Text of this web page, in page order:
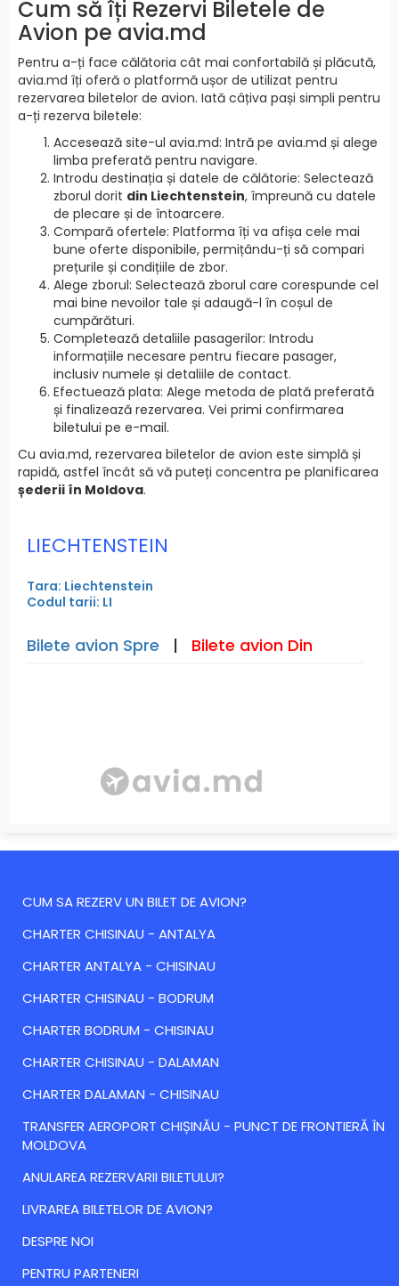
Cum să îți Rezervi Biletele de
Avion pe avia.md
Pentru a-ți face călătoria cât mai confortabilă și plăcută,
avia.md îți oferă o platformă ușor de utilizat pentru
rezervarea biletelor de avion. Iată câțiva pași simpli pentru
a-ți rezerva biletele:
Accesează site-ul avia.md: Intră pe avia.md și alege
limba preferată pentru navigare.
Introdu destinația și datele de călătorie: Selectează
zborul dorit din Liechtenstein, împreună cu datele
de plecare și de întoarcere.
Compară ofertele: Platforma îți va afișa cele mai
bune oferte disponibile, permițându-ți să compari
prețurile și condițiile de zbor.
Alege zborul: Selectează zborul care corespunde cel
mai bine nevoilor tale și adaugă-l în coșul de
cumpărături.
Completează detaliile pasagerilor: Introdu
informațiile necesare pentru fiecare pasager,
inclusiv numele și detaliile de contact.
Efectuează plata: Alege metoda de plată preferată
și finalizează rezervarea. Vei primi confirmarea
biletului pe e-mail.
Cu avia.md, rezervarea biletelor de avion este simplă și
rapidă, astfel încât să vă puteți concentra pe planificarea
șederii în Moldova.
LIECHTENSTEIN
Tara: Liechtenstein
Codul tarii: LI
Bilete avion Spre | Bilete avion Din
CUM SA REZERV UN BILET DE AVION?
CHARTER CHISINAU - ANTALYA
CHARTER ANTALYA - CHISINAU
CHARTER CHISINAU - BODRUM
CHARTER BODRUM - CHISINAU
CHARTER CHISINAU - DALAMAN
CHARTER DALAMAN - CHISINAU
TRANSFER AEROPORT CHIȘINĂU - PUNCT DE FRONTIERĂ ÎN
MOLDOVA
ANULAREA REZERVARII BILETULUI?
LIVRAREA BILETELOR DE AVION?
DESPRE NOI
PENTRU PARTENERI